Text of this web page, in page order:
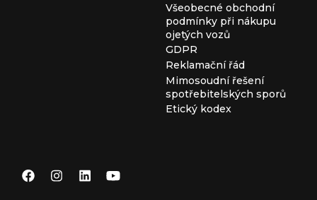
Všeobecné obchodní
podmínky při nákupu
ojetých vozů
GDPR
Reklamační řád
Mimosoudní řešení
spotřebitelských sporů
Etický kodex